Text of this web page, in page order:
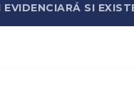
SI